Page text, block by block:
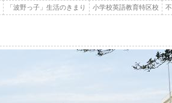
「波野っ子」生活のきまり 小学校英語教育特区校